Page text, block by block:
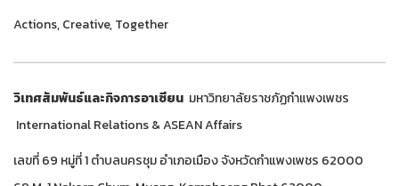
Actions, Creative, Together
วิเทศสัมพันธ์และกิจการอาเซียน มหาวิทยาลัยราชภัฏกำแพงเพชร
International Relations & ASEAN Affairs
เลขที่ 69 หมู่ที่ 1 ตำบลนครชุม อำเภอเมือง จังหวัดกำแพงเพชร 62000